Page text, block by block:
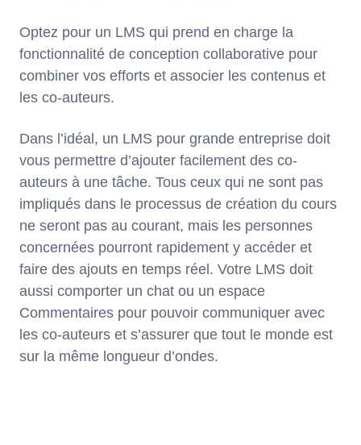
Optez pour un LMS qui prend en charge la
fonctionnalité de conception collaborative pour
combiner vos efforts et associer les contenus et
les co-auteurs.
Dans l’idéal, un LMS pour grande entreprise doit
vous permettre d’ajouter facilement des co-
auteurs à une tâche. Tous ceux qui ne sont pas
impliqués dans le processus de création du cours
ne seront pas au courant, mais les personnes
concernées pourront rapidement y accéder et
faire des ajouts en temps réel. Votre LMS doit
aussi comporter un chat ou un espace
Commentaires pour pouvoir communiquer avec
les co-auteurs et s’assurer que tout le monde est
sur la même longueur d’ondes.